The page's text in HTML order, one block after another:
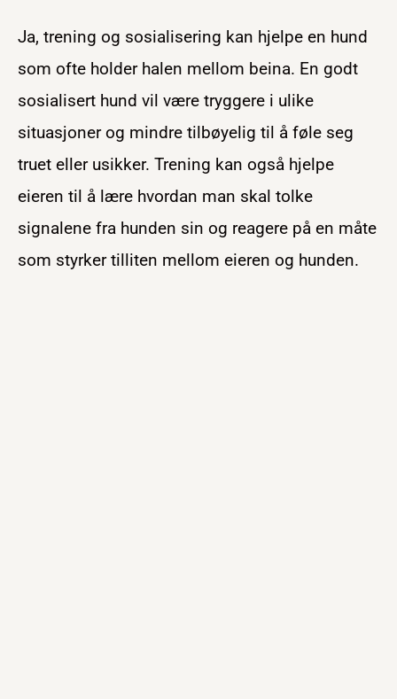
Ja, trening og sosialisering kan hjelpe en hund
som ofte holder halen mellom beina. En godt
sosialisert hund vil være tryggere i ulike
situasjoner og mindre tilbøyelig til å føle seg
truet eller usikker. Trening kan også hjelpe
eieren til å lære hvordan man skal tolke
signalene fra hunden sin og reagere på en måte
som styrker tilliten mellom eieren og hunden.